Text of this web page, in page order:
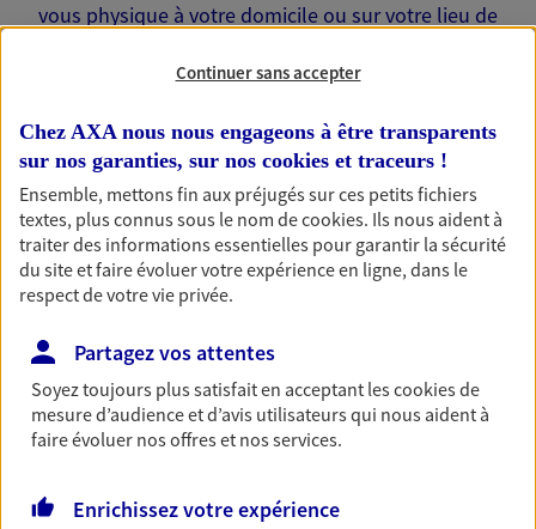
vous physique à votre domicile ou sur votre lieu de
Nos offres phares
Réalisez vos projets grâce à votre épargne : achat
immobilier, études des enfants ou voyage autour
du monde… Épargnez à votre rythme et
simplement, selon votre profil.
Découvrir les offres Épargne
Continuer sans accepter
Chez AXA nous nous engageons à être transparents
sur nos garanties, sur nos cookies et traceurs !
Ensemble, mettons fin aux préjugés sur ces petits fichiers
textes, plus connus sous le nom decookies. Ils nous aident à
traiter des informations essentielles pour garantir la sécurité
du site et faire évoluer votre expérience en ligne, dans le
respect de votre vie privée.
Partagez vos attentes
Soyez toujours plus satisfait en acceptant lescookiesde
mesure d’audience et d’avis utilisateurs qui nous aident à
faire évoluer nos offres et nos services.
Enrichissez votre expérience